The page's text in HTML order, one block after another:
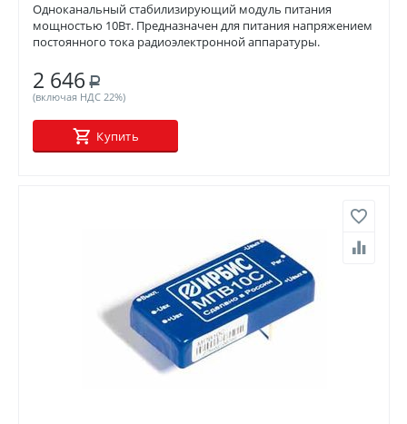
Одноканальный стабилизирующий модуль питания
мощностью 10Вт. Предназначен для питания напряжением
постоянного тока радиоэлектронной аппаратуры.
2 646 Р
(включая НДС 22%)
Купить